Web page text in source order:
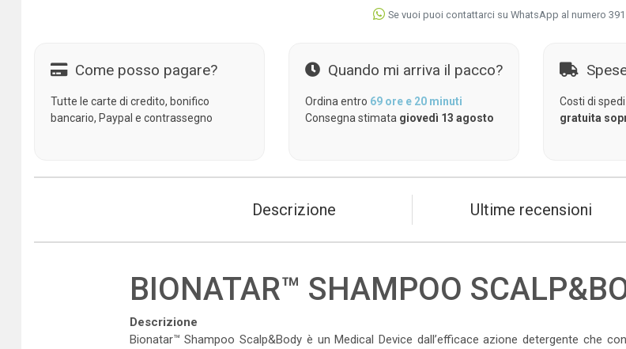
Se vuoi puoi contattarci su WhatsApp al numero
Come posso pagare?
Tutte le carte di credito, bonifico
bancario, Paypal e contrassegno
Quando mi arriva il pacco?
Ordina entro 69 ore e 20 minuti
Consegna stimata giovedì 13 agosto
Costi di
gratuita
Descrizione Ultime recensioni
BIONATAR™ SHAMPOO
Descrizione
Bionatar™ Shampoo Scalp&Body è un Medical Device dall’efficace azione detergente che